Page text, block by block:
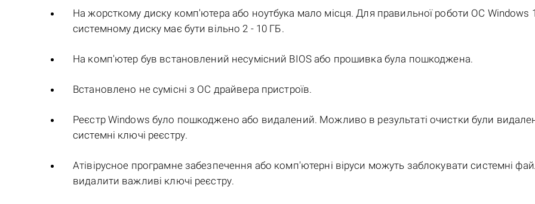
На жорсткому диску комп'ютера або ноутбука мало місця. Для правильної роботи ОС Windows
системному диску має бути вільно 2 - 10 ГБ.
На комп'ютер був встановлений несумісний BIOS або прошивка була пошкоджена.
Встановлено не сумісні з ОС драйвера пристроїв.
Реєстр Windows було пошкоджено або видалений. Можливо в результаті очистки були
системні ключі реєстру.
Атівірусное програмне забезпечення або комп'ютерні віруси можуть заблокувати системні
видалити важливі ключі реєстру.